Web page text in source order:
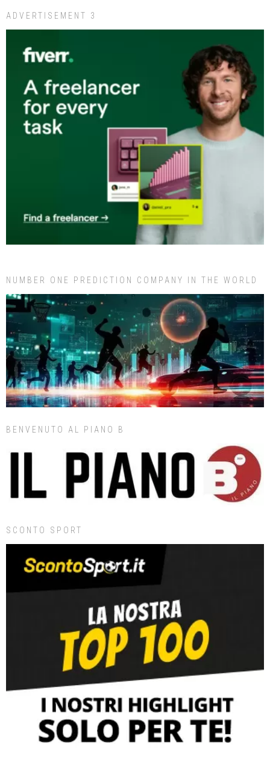
ADVERTISEMENT 3
NUMBER ONE PREDICTION COMPANY IN THE WORLD
BENVENUTO AL PIANO B
SCONTO SPORT